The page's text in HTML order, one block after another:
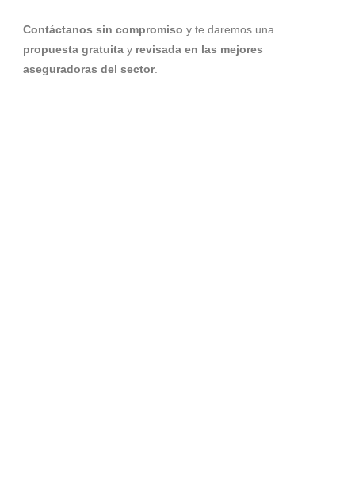
Contáctanos sin compromiso y te daremos una
propuesta gratuitay revisada en las mejores
aseguradoras del sector.